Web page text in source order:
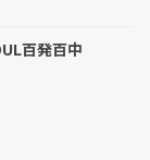
百発百中